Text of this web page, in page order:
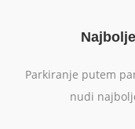
Parkiranje putem
nudi